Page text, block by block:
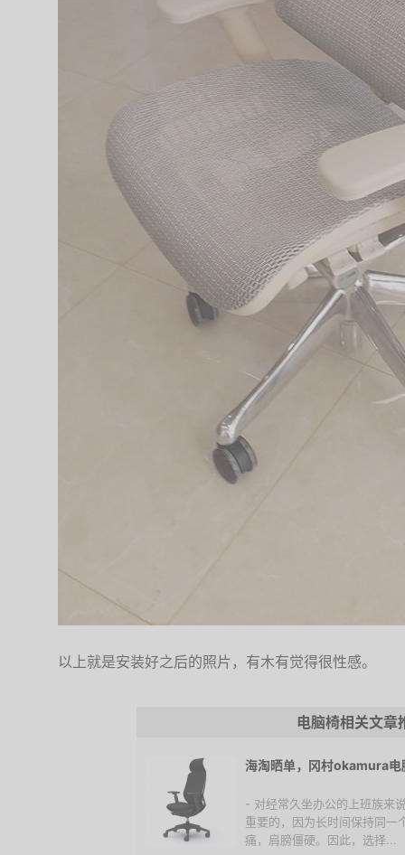
以上就是安装好之后的照片，有木有觉得很性感。
电脑椅相关文章
海淘晒单，冈村okamura
- 对经常久坐办公的上班族来
重要的，因为长时间保持同一
痛，肩膀僵硬。因此，选择...